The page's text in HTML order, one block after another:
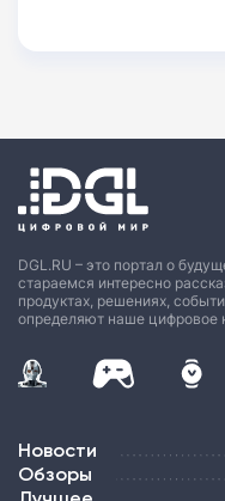
DGL.RU – это портал о
стараемся интересно
продуктах, решениях,
определяют наше цифровое
Новости
Обзоры